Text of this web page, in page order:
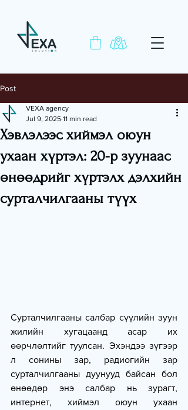
Post
Хэвлэлээс хиймэл оюун
ухаан хүртэл: 20-р зуунаас
өнөөдрийг хүртэлх дэлхийн
сурталчилгааны түүх
VEXA agency
Jul 9, 2025 11 min read
Сурталчилгааны салбар сүүлийн зуун
жилийн хугацаанд асар их
өөрчлөлтийг туулсан. Эхэндээ зүгээр
л сонины зар, радиогийн зар
сурталчилгааны дуунууд байсан бол
өнөөдөр энэ салбар нь зурагт,
интернет, хиймэл оюун ухаан